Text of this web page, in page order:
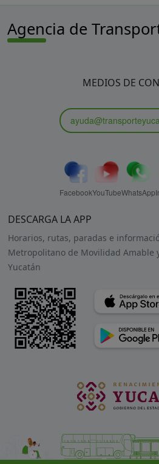
Agencia de
MEDIOS DE
FacebookYouTubeWhatsApp
DESCARGA LA APP
Horarios, rutas, paradas e
Metropolitano de Movilidad Amable
Yucatán